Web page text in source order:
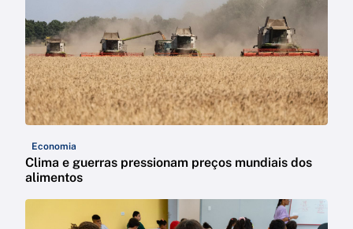
Economia
Clima e guerras pressionam preços mundiais dos
alimentos